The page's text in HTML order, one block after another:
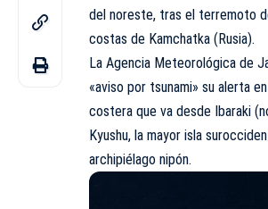
del noreste, tras el terremoto
costas de Kamchatka (Rusia).
La Agencia Meteorológica de
«aviso por tsunami» su alerta
costera que va desde Ibaraki
Kyushu, la mayor isla
archipiélago nipón.